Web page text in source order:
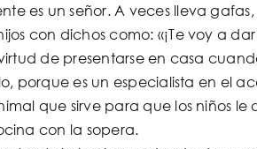
calle
cantidad
es un señor. A veces lleva
con dichos como: «¡Te voy a
de presentarse en casa
porque es un especialista en el
que sirve para que los niños
con la sopera.